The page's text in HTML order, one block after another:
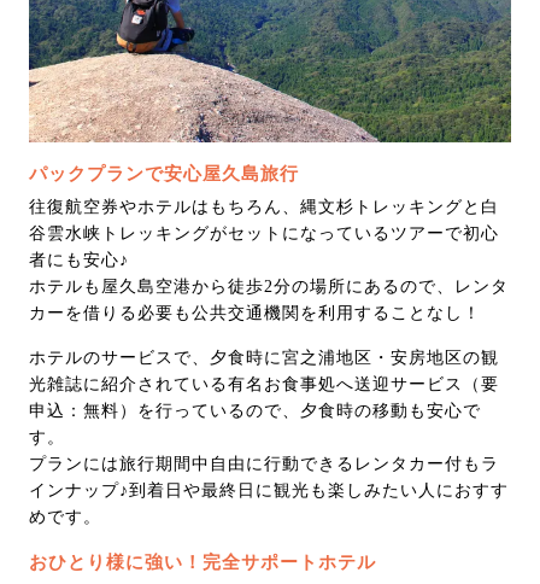
パックプランで安心屋久島旅行
往復航空券やホテルはもちろん、縄文杉トレッキングと白
谷雲水峡トレッキングがセットになっているツアーで初心
者にも安心♪
ホテルも屋久島空港から徒歩2分の場所にあるので、レンタ
カーを借りる必要も公共交通機関を利用することなし！
ホテルのサービスで、夕食時に宮之浦地区・安房地区の観
光雑誌に紹介されている有名お食事処へ送迎サービス（要
申込：無料）を行っているので、夕食時の移動も安心で
す。
プランには旅行期間中自由に行動できるレンタカー付もラ
インナップ♪到着日や最終日に観光も楽しみたい人におすす
めです。
おひとり様に強い！完全サポートホテル